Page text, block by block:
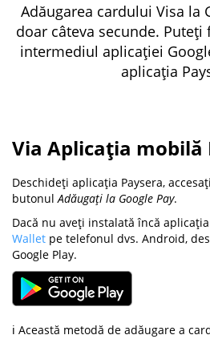
Adăugarea cardului Visa la
doar câteva secunde.
intermediul aplicației
aplicația
Via Aplicația mobilă
Deschideți aplicația Paysera,
butonul Adăugați la Google Pay.
Dacă nu aveți instalată încă
Wallet pe telefonul dvs. Android,
Google Play.
ℹ️ Această metodă de adăugare a